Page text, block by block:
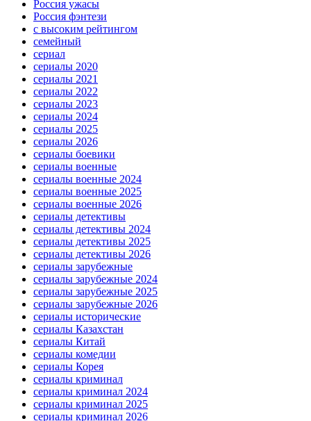
Россия ужасы
Россия фэнтези
с высоким рейтингом
семейный
сериал
сериалы 2020
сериалы 2021
сериалы 2022
сериалы 2023
сериалы 2024
сериалы 2025
сериалы 2026
сериалы боевики
сериалы военные
сериалы военные 2024
сериалы военные 2025
сериалы военные 2026
сериалы детективы
сериалы детективы 2024
сериалы детективы 2025
сериалы детективы 2026
сериалы зарубежные
сериалы зарубежные 2024
сериалы зарубежные 2025
сериалы зарубежные 2026
сериалы исторические
сериалы Казахстан
сериалы Китай
сериалы комедии
сериалы Корея
сериалы криминал
сериалы криминал 2024
сериалы криминал 2025
сериалы криминал 2026